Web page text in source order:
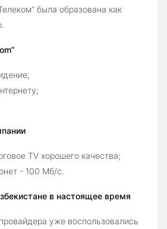
была образована как
TV хорошего качества;
- 100 Мб/с.
в настоящее время
уже воспользовались